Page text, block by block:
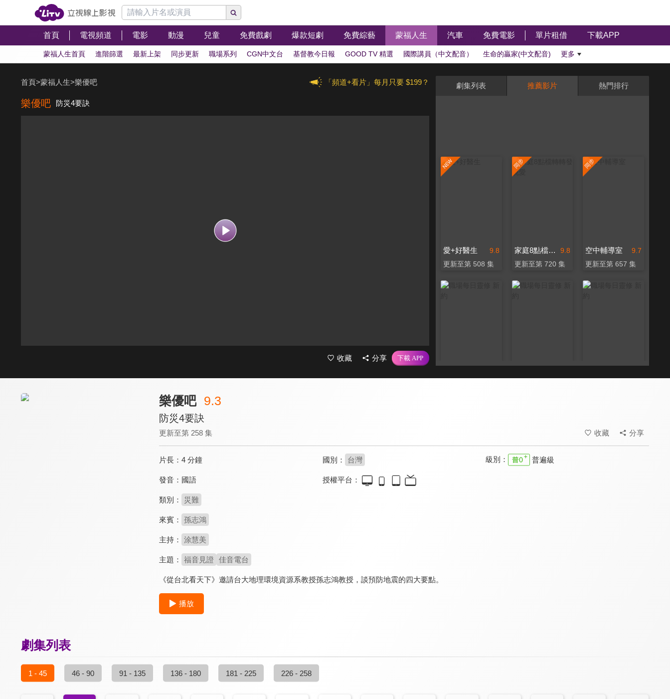
首頁 電視頻道 電影 動漫 兒童 免費戲劇 爆款短劇 免費綜藝 蒙福人生 汽車 免費電影 單片租借 下載APP
蒙福人生首頁 進階篩選 最新上架 同步更新 職場系列 CGN中文台 基督教今日報 GOOD TV 精選 國際講員（中文配音） 生命的贏家(中文配音) 更多
「頻道+看片」每月只要 $199？
首頁>蒙福人生>樂優吧
樂優吧 防災4要訣
收藏 分享
劇集列表 推薦影片 熱門排行
9.8
愛+好醫生
更新至第 508 集
9.8
家庭8點檔轉轉發現愛
更新至第 720 集
9.7
空中輔導室
更新至第 657 集
樂優吧 9.3
防災4要訣
更新至第 258 集 收藏 分享
片長： 4 分鐘 國別： 台灣 級別： 普遍級
發音： 國語 授權平台：
類別： 災難
來賓： 孫志鴻
主持： 涂慧美
主題： 福音見證 佳音電台
《從台北看天下》邀請台大地理環境資源系教授孫志鴻教授，談預防地震的四大要點。
播放
劇集列表
1 - 45 46 - 90 91 - 135 136 - 180 181 - 225 226 - 258